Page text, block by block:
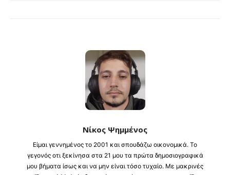
Νίκος Ψημμένος
Είμαι γεννημένος το 2001 και σπουδάζω οικονομικά. Το
γεγονός οτι ξεκίνησα στα 21 μου τα πρώτα δημοσιογραφικά
μου βήματα ίσως και να μην είναι τόσο τυχαίο. Με μακρινές